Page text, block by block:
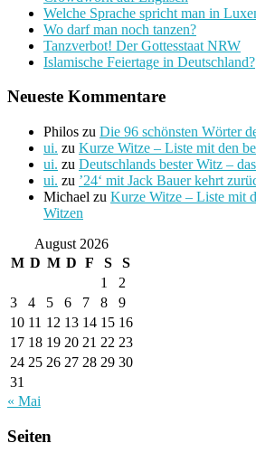
Welche Sprache spricht man in
Wo darf man noch tanzen?
Tanzverbot! Der Gottesstaat NRW
Islamische Feiertage in Deutschland?
Neueste Kommentare
Philos zu Die 96 schönsten Wörter
ui. zu Kurze Witze – Liste mit den
ui. zu Deutschlands bester Witz –
ui. zu ’24‘ mit Jack Bauer kehrt
Michael zu Kurze Witze – Liste mit
Witzen
August 2026
M D M D F S
S
1
2
3
4 5 6 7 8
9
10 11 12 13 14 15 16
17 18 19 20 21 22 23
24 25 26 27 28 29 30
31
« Mai
Seiten